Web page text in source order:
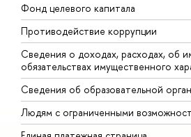
Фонд целевого капитала
Противодействие коррупции
Сведения о доходах, расходах, об
обязательствах имущественного
Сведения об образовательной
Людям с ограниченными